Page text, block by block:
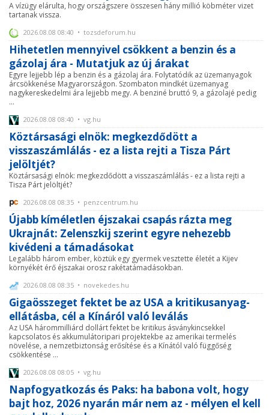
A vízügy elárulta, hogy országszere összesen hány millió köbméter vizet
tartanak vissza.
2026.08.08 08:40 • tozsdeforum.hu
Hihetetlen mennyivel csökkent a benzin és a
gázolaj ára - Mutatjuk az új árakat
Egyre lejjebb lép a benzin és a gázolaj ára. Folytatódik az üzemanyagok
árcsökkenése Magyarországon. Szombaton mindkét üzemanyag
nagykereskedelmi ára lejjebb megy. A benziné bruttó 9, a gázolajé pedig
...
2026.08.08 08:40 • vg.hu
Köztársasági elnök: megkezdődött a
visszaszámlálás - ez a lista rejti a Tisza Párt
jelöltjét?
Köztársasági elnök: megkezdődött a visszaszámlálás - ez a lista rejti a
Tisza Párt jelöltjét?
2026.08.08 08:35 • penzcentrum.hu
Újabb kíméletlen éjszakai csapás rázta meg
Ukrajnát: Zelenszkij szerint egyre nehezebb
kivédeni a támadásokat
Legalább három ember, köztük egy gyermek vesztette életét a Kijev
környékét érő éjszakai orosz rakétatámadásokban.
2026.08.08 08:35 • novekedes.hu
Gigaösszeget fektet be az USA a kritikusanyag-
ellátásba, cél a Kínáról való leválás
Az USA hárommilliárd dollárt fektet be kritikus ásványkincsekkel
kapcsolatos és akkumulátoripari projektekbe az amerikai termelés
növelése, a nemzetbiztonság erősítése és a Kínától való függőség
csökkentése ...
2026.08.08 08:05 • vg.hu
Napfogyatkozás és Paks: ha babona volt, hogy
bajt hoz, 2026 nyarán már nem az - mélyen el kell